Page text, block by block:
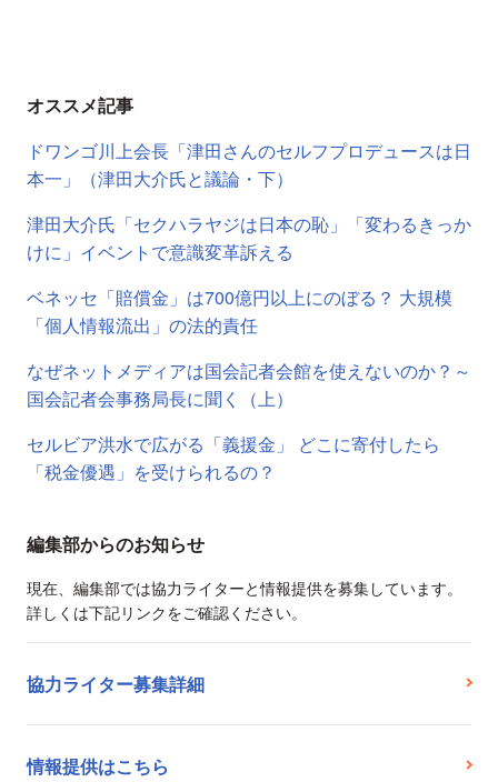
オススメ記事
ドワンゴ川上会長「津田さんのセルフプロデュースは日
本一」（津田大介氏と議論・下）
津田大介氏「セクハラヤジは日本の恥」「変わるきっか
けに」イベントで意識変革訴える
ベネッセ「賠償金」は700億円以上にのぼる？ 大規模
「個人情報流出」の法的責任
なぜネットメディアは国会記者会館を使えないのか？～
国会記者会事務局長に聞く（上）
セルビア洪水で広がる「義援金」 どこに寄付したら
「税金優遇」を受けられるの？
編集部からのお知らせ
現在、編集部では協力ライターと情報提供を募集しています。
詳しくは下記リンクをご確認ください。
協力ライター募集詳細
情報提供はこちら